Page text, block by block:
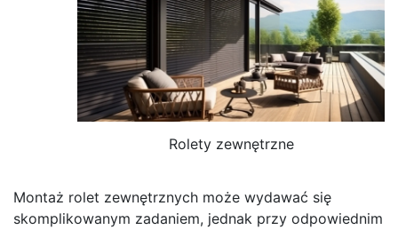
Rolety zewnętrzne
Montaż rolet zewnętrznych może wydawać się
skomplikowanym zadaniem, jednak przy odpowiednim